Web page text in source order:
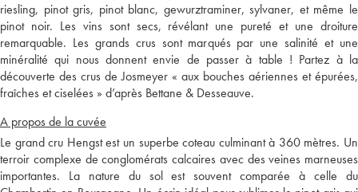
riesling, pinot gris, pinot blanc, gewurztraminer, sylvaner, et même le
pinot noir. Les vins sont secs, révélant une pureté et une droiture
remarquable. Les grands crus sont marqués par une salinité et une
minéralité qui nous donnent envie de passer à table ! Partez à la
découverte des crus de Josmeyer « aux bouches aériennes et épurées,
fraîches et ciselées » d’après Bettane & Desseauve.
A propos de la cuvée
Le grand cru Hengst est un superbe coteau culminant à 360 mètres. Un
terroir complexe de conglomérats calcaires avec des veines marneuses
importantes. La nature du sol est souvent comparée à celle du